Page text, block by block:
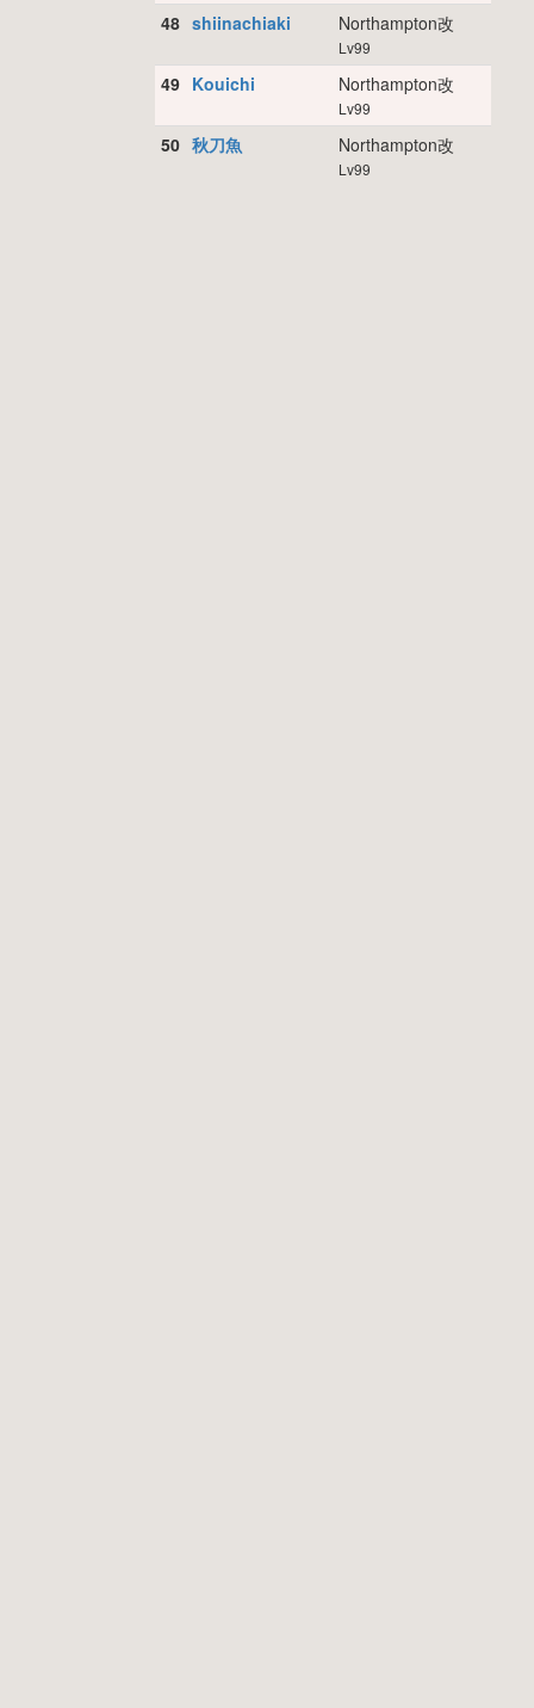
48 shiinachiaki Northampton改
Lv99
49 Kouichi Northampton改
Lv99
50 秋刀魚 Northampton改
Lv99